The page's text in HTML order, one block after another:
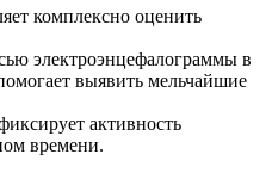
комплексно оценить
электроэнцефалограммы в
выявить мельчайшие
активность
времени.